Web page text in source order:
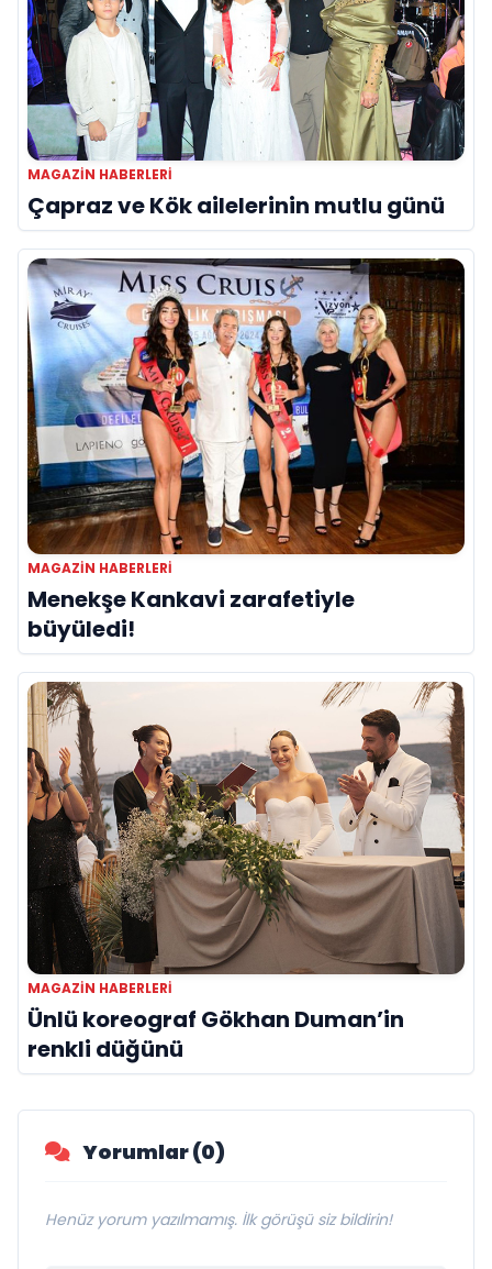
MAGAZIN HABERLERI
Çapraz ve Kök ailelerinin mutlu günü
MAGAZIN HABERLERI
Menekşe Kankavi zarafetiyle
büyüledi!
MAGAZIN HABERLERI
Ünlü koreograf Gökhan Duman’in
renkli düğünü
Yorumlar (0)
Henüz yorum yazılmamış. İlk görüşü siz bildirin!